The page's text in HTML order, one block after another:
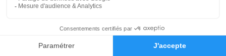
Faire-part Hommages
Cérémonie
Eglise du Prieuré 1 Place de l'Eglise
26600 Tain l'Hermitage